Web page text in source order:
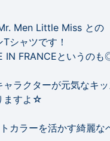
Men Little Miss との
シャツです！
IN FRANCEというの
ャラクターが元気なキ
ますよ☆
カラーを活かす綺麗